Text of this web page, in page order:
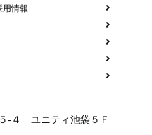
用情報
-４ ユニティ池袋５Ｆ